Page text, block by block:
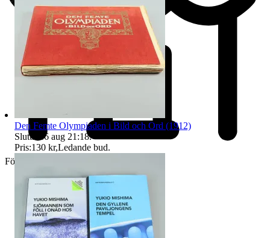
Företag
Den Femte Olympiaden i Bild och Ord (1912)
Sluttid
16 aug 21:18.
Pris:130 kr,Ledande bud.